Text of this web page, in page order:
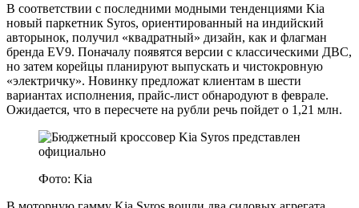
В соответствии с последними модными тенденциями Kia
новый паркетник Syros, ориентированный на индийский
авторынок, получил «квадратный» дизайн, как и флагман
бренда EV9. Поначалу появятся версии с классическими ДВС,
но затем корейцы планируют выпускать и чистокровную
«электричку». Новинку предложат клиентам в шести
вариантах исполнения, прайс-лист обнародуют в феврале.
Ожидается, что в пересчете на рубли речь пойдет о 1,21 млн.
Фото: Kia